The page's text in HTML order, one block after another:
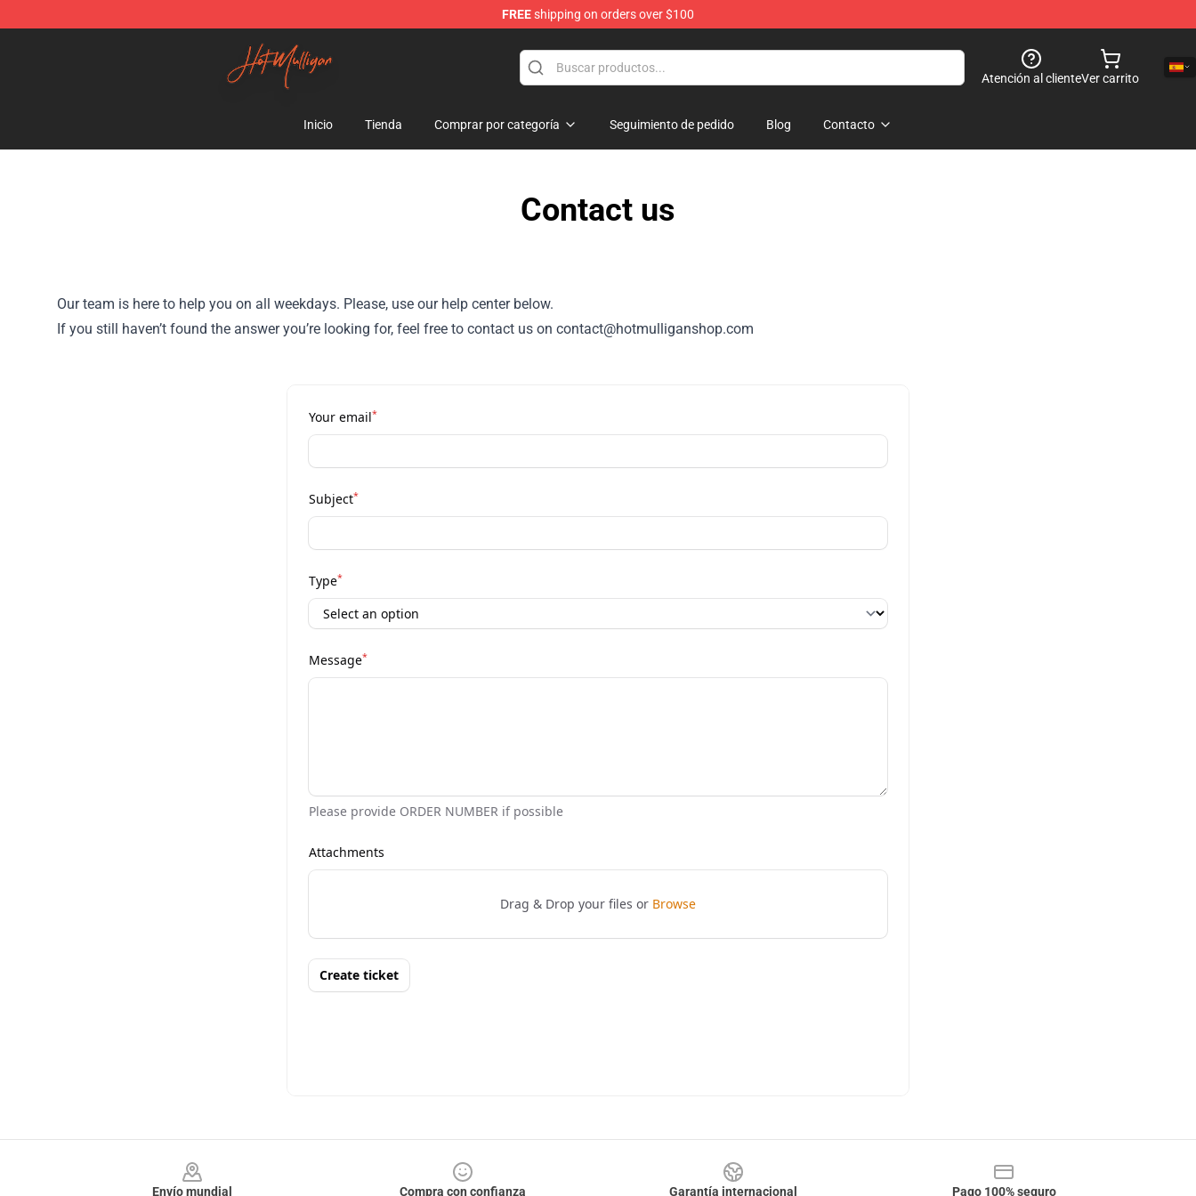
FREEshipping on orders over $100
Hot Mulligan Shop - Official Hot Mulligan Merchandise Store
Atención al clienteVer carrito
Inicio Tienda Comprar por categoría Seguimiento de pedido Blog Contacto
Contact us
Our team is here to help you on all weekdays. Please, use our help center below.
If you still haven’t found the answer you’re looking for, feel free to contact us on contact@hotmulliganshop.com
Envío mundial Compra con confianza Garantía internacional Pago 100% seguro